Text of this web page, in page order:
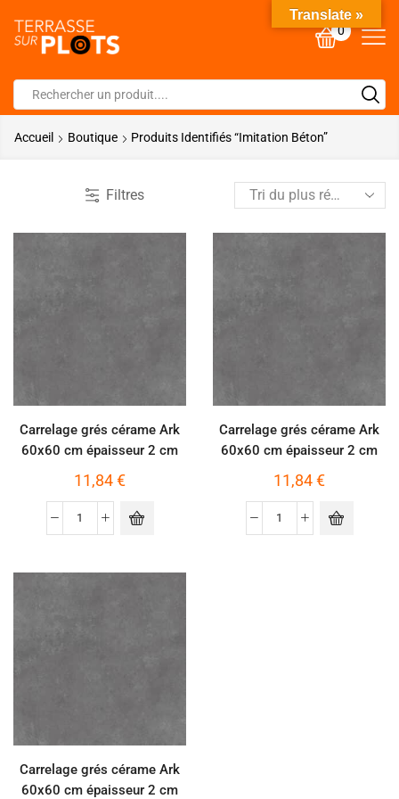
0
Accueil Boutique Produits Identifiés “imitation Béton”
Filtres
Carrelage grés cérame Ark
60x60 cm épaisseur 2 cm
imitation béton - 60x60 cm,
Silver
11,84€
Carrelage grés cérame Ark
60x60 cm épaisseur 2 cm
imitation béton - 60x60 cm,
Ivory
11,84€
Carrelage grés cérame Ark
60x60 cm épaisseur 2 cm
Translate »